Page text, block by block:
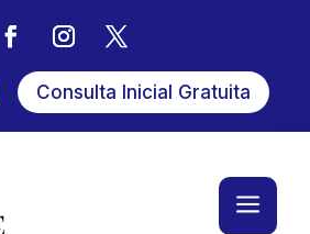
Consulta Inicial Gratuita
a